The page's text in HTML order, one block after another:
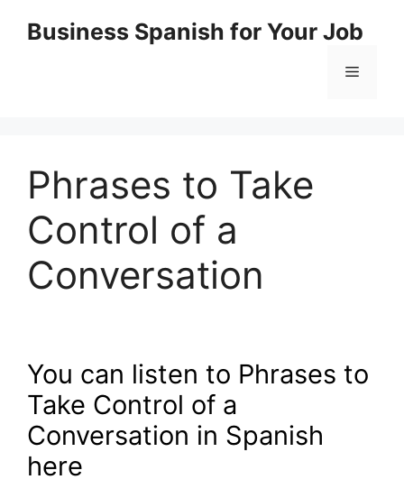
Business Spanish for Your Job
Menu
Phrases to Take
Control of a
Conversation
You can listen to Phrases to
Take Control of a
Conversation in Spanish
here